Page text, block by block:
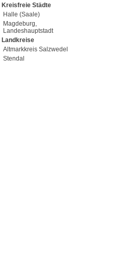
Kreisfreie Städte
Halle (Saale)
Magdeburg,
Landeshauptstadt
Landkreise
Altmarkkreis Salzwedel
Stendal